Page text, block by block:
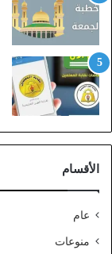
ل
ي
ز
ي
ن
)
ا
ل
ف
ا
الأقسام
عام
منوعات